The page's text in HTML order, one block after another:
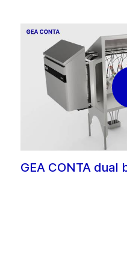
GEA CONTA dual